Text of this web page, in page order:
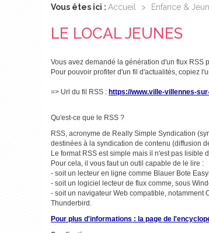
Vous êtes ici : Accueil > Enfance &
LE LOCAL JEUNES
Vous avez demandé la génération d'un flux RSS
Pour pouvoir profiter d'un fil d'actualités, copiez
=> Url du fil RSS : https://www.ville-villennes-
Qu'est-ce que le RSS ?
RSS, acronyme de Really Simple Syndication
destinées à la syndication de contenu (diffusion
Le format RSS est simple mais il n'est pas lisible
Pour cela, il vous faut un outil capable de le lire :
- soit un lecteur en ligne comme Blauer Bote
- soit un logiciel lecteur de flux comme, sous
- soit un navigateur Web compatible, notamment
Thunderbird.
Pour plus d'informations : la page de